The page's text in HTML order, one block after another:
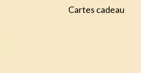
Cartes cadeau